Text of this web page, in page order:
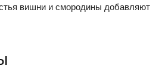
вишни и смородины добавляют